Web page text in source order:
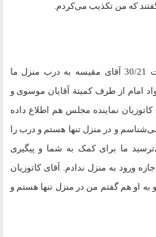
که من تکذیب می‌کردم.
در روز سه شنبه 10/6/88 حدود ساعت 30/21 آقای مقیسه به درب منزل ما
امام از طرف کمیتة آقايان موسوی و
نماینده مجلس هم اطلاع داده
و در منزل تنها هستم و درب را
ما برای کمک به شما و پیگیری
ورود به منزل ندادم. آقای کاتوزیان
شب حدود ساعت 30/22 آمد و به او هم گفتم من در منزل تنها هستم و